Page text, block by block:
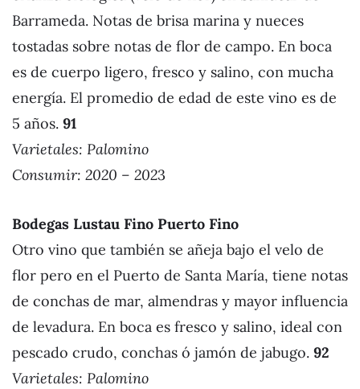
Barrameda. Notas de brisa marina y nueces
tostadas sobre notas de flor de campo. En boca
es de cuerpo ligero, fresco y salino, con mucha
energía. El promedio de edad de este vino es de
5 años. 91
Varietales: Palomino
Consumir: 2020 – 2023
Bodegas Lustau Fino Puerto Fino
Otro vino que también se añeja bajo el velo de
flor pero en el Puerto de Santa María, tiene notas
de conchas de mar, almendras y mayor influencia
de levadura. En boca es fresco y salino, ideal con
pescado crudo, conchas ó jamón de jabugo. 92
Varietales: Palomino